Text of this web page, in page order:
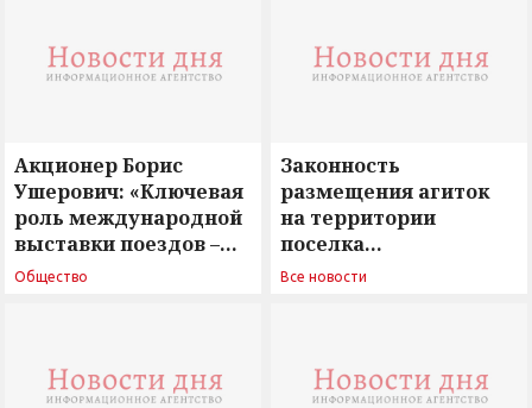
Акционер Борис
Ушерович: «Ключевая
роль международной
выставки поездов –
поиск ответов на
Общество
Законность
размещения агиток
на территории
поселка
Новосергиевка
Все новости